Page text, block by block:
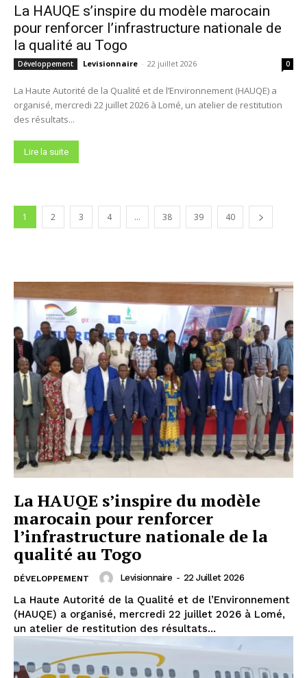
La HAUQE s’inspire du modèle marocain
pour renforcer l’infrastructure nationale de
la qualité au Togo
Développement Levisionnaire - 22 juillet 2026 0
La Haute Autorité de la Qualité et de l’Environnement (HAUQE) a
organisé, mercredi 22 juillet 2026 à Lomé, un atelier de restitution
des résultats...
Lire la suite
1 2 3 4 … 38 39 40
La HAUQE s’inspire du modèle
marocain pour renforcer
l’infrastructure nationale de la
qualité au Togo
DÉVELOPPEMENT Levisionnaire - 22 Juillet 2026
La Haute Autorité de la Qualité et de l’Environnement
(HAUQE) a organisé, mercredi 22 juillet 2026 à Lomé,
un atelier de restitution des résultats...